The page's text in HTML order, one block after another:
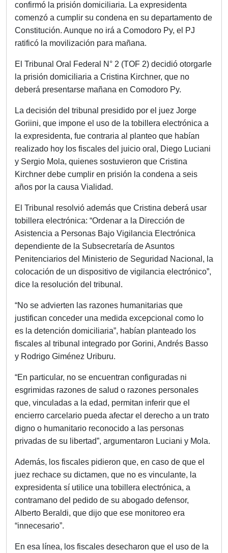
confirmó la prisión domiciliaria. La expresidenta
comenzó a cumplir su condena en su departamento de
Constitución. Aunque no irá a Comodoro Py, el PJ
ratificó la movilización para mañana.
El Tribunal Oral Federal N° 2 (TOF 2) decidió otorgarle
la prisión domiciliaria a Cristina Kirchner, que no
deberá presentarse mañana en Comodoro Py.
La decisión del tribunal presidido por el juez Jorge
Goriini, que impone el uso de la tobillera electrónica a
la expresidenta, fue contraria al planteo que habían
realizado hoy los fiscales del juicio oral, Diego Luciani
y Sergio Mola, quienes sostuvieron que Cristina
Kirchner debe cumplir en prisión la condena a seis
años por la causa Vialidad.
El Tribunal resolvió además que Cristina deberá usar
tobillera electrónica: “Ordenar a la Dirección de
Asistencia a Personas Bajo Vigilancia Electrónica
dependiente de la Subsecretaría de Asuntos
Penitenciarios del Ministerio de Seguridad Nacional, la
colocación de un dispositivo de vigilancia electrónico”,
dice la resolución del tribunal.
“No se advierten las razones humanitarias que
justifican conceder una medida excepcional como lo
es la detención domiciliaria”, habían planteado los
fiscales al tribunal integrado por Gorini, Andrés Basso
y Rodrigo Giménez Uriburu.
“En particular, no se encuentran configuradas ni
esgrimidas razones de salud o razones personales
que, vinculadas a la edad, permitan inferir que el
encierro carcelario pueda afectar el derecho a un trato
digno o humanitario reconocido a las personas
privadas de su libertad”, argumentaron Luciani y Mola.
Además, los fiscales pidieron que, en caso de que el
juez rechace su dictamen, que no es vinculante, la
expresidenta sí utilice una tobillera electrónica, a
contramano del pedido de su abogado defensor,
Alberto Beraldi, que dijo que ese monitoreo era
“innecesario”.
En esa línea, los fiscales desecharon que el uso de la